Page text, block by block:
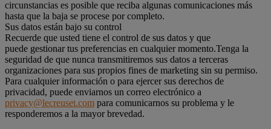
circunstancias es posible que reciba algunas comunicaciones más
hasta que la baja se procese por completo.
Sus datos están bajo su control
Recuerde que usted tiene el control de sus datos y que
puede gestionar tus preferencias en cualquier momento.Tenga la
seguridad de que nunca transmitiremos sus datos a terceras
organizaciones para sus propios fines de marketing sin su permiso.
Para cualquier información o para ejercer sus derechos de
privacidad, puede enviarnos un correo electrónico a
privacy@lecreuset.com para comunicarnos su problema y le
responderemos a la mayor brevedad.